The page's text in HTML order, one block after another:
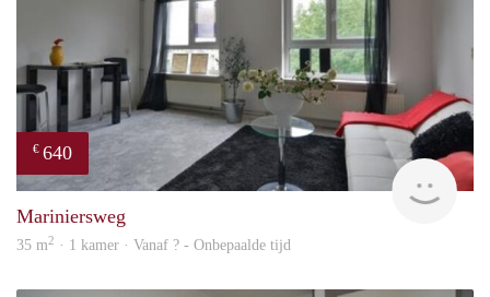
€ 640
Mariniersweg
35 m2 · 1 kamer · Vanaf ? - Onbepaalde tijd